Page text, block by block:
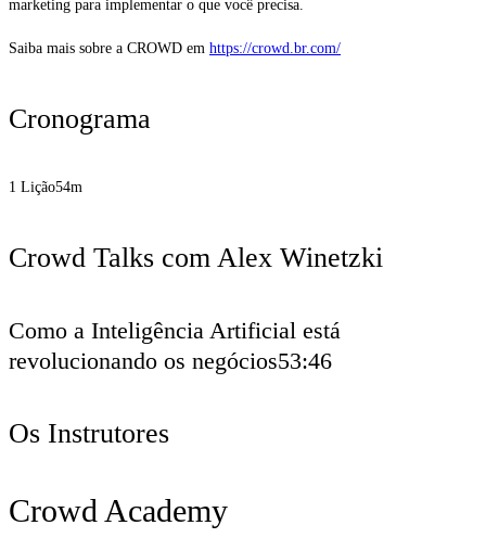
marketing para implementar o que você precisa.
Saiba mais sobre a CROWD em https://crowd.br.com/
Cronograma
1 Lição54m
Crowd Talks com Alex Winetzki
Como a Inteligência Artificial está
revolucionando os negócios53:46
Os Instrutores
Crowd Academy